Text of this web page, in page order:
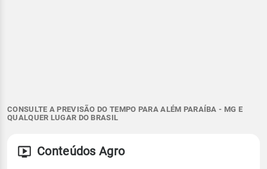
CONSULTE A PREVISÃO DO TEMPO PARA ALÉM PARAÍBA - MG E
QUALQUER LUGAR DO BRASIL
Conteúdos Agro